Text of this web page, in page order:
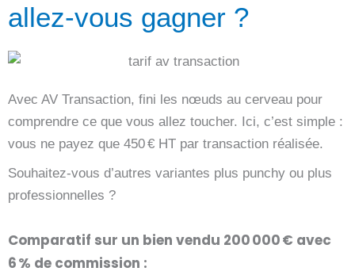
allez-vous gagner ?
Avec AV Transaction, fini les nœuds au cerveau pour
comprendre ce que vous allez toucher. Ici, c’est simple :
vous ne payez que 450 € HT par transaction réalisée.
Souhaitez-vous d’autres variantes plus punchy ou plus
professionnelles ?
Comparatif sur un bien vendu 200 000 € avec
6 % de commission :